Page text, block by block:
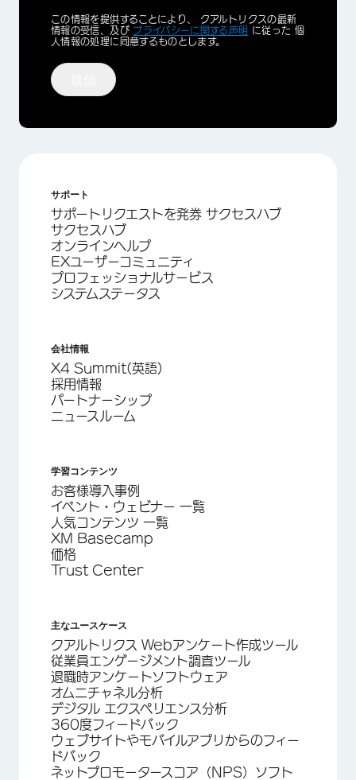
Privacy
Optin
この情報を提供することにより、 クアルトリクスの最新
情報の受信、及び プライバシーに関する声明 に従った 個
人情報の処理に同意するものとします。
サポート
サポートリクエストを発券 サクセスハブ
サクセスハブ
オンラインヘルプ
EXユーザーコミュニティ
プロフェッショナルサービス
システムステータス
会社情報
X4 Summit(英語)
採用情報
パートナーシップ
ニュースルーム
学習コンテンツ
お客様導入事例
イベント・ウェビナー 一覧
人気コンテンツ 一覧
XM Basecamp
価格
Trust Center
主なユースケース
クアルトリクス Webアンケート作成ツール
従業員エンゲージメント調査ツール
退職時アンケートソフトウェア
オムニチャネル分析
デジタル エクスペリエンス分析
360度フィードバック
ウェブサイトやモバイルアプリからのフィー
ドバック
ネットプロモータースコア（NPS）ソフト